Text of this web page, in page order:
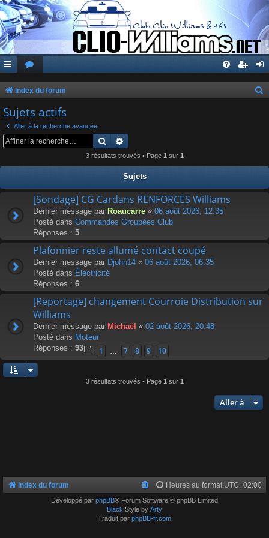
Index du forum
r
Sujets actifs
Aller à la recherche avancée
Rechercher
3 résultats trouvés • Page 1 sur 1
Sujets
[Sondage] CG Cardans RENFORCES Williams
Dernier message par Roaucarre « 06 août 2026, 12:35
Posté dans Commandes Groupées Club
Réponses : 5
Plafonnier reste allumé contact coupé
Dernier message par Djohn14 « 06 août 2026, 06:35
Posté dans Électricité
Réponses : 6
[Reportage] changement Courroie Distribution sur
Williams
Dernier message par Michaël « 02 août 2026, 20:48
Posté dans Moteur
Réponses : 93 1 … 7 8 9 10
3 résultats trouvés • Page 1 sur 1
Aller à
Index du forum Heures au format UTC+02:00
Développé par phpBB® Forum Software © phpBB Limited
Black Style by Arty
Traduit par phpBB-fr.com